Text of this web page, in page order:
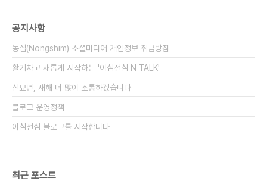
공지사항
농심(Nongshim) 소셜미디어 개인정보 취급방침
활기차고 새롭게 시작하는 '이심전심 N TALK'
신묘년, 새해 더 많이 소통하겠습니다
블로그 운영정책
이심전심 블로그를 시작합니다
최근 포스트